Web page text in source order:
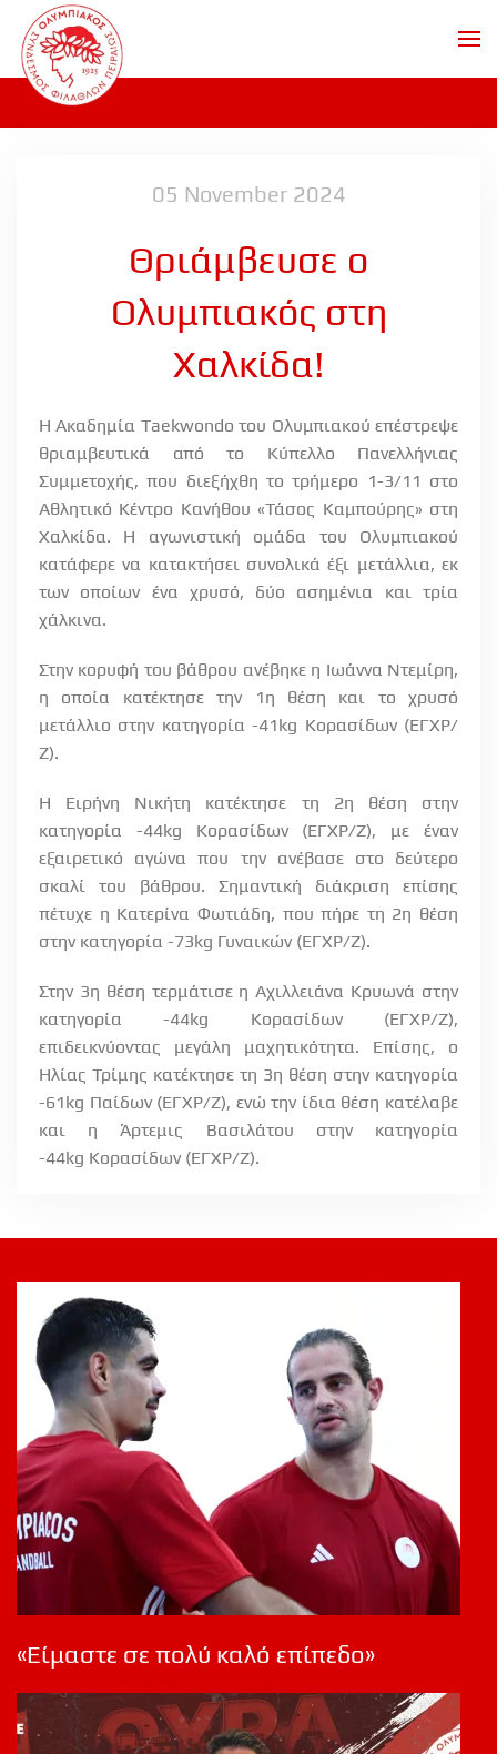
Skip to main content
05 November 2024
Θριάμβευσε ο
Ολυμπιακός στη
Χαλκίδα!
Η Ακαδημία Taekwondo του Ολυμπιακού επέστρεψε
θριαμβευτικά από το Κύπελλο Πανελλήνιας
Συμμετοχής, που διεξήχθη το τρήμερο 1-3/11 στο
Αθλητικό Κέντρο Κανήθου «Τάσος Καμπούρης» στη
Χαλκίδα. Η αγωνιστική ομάδα του Ολυμπιακού
κατάφερε να κατακτήσει συνολικά έξι μετάλλια, εκ
των οποίων ένα χρυσό, δύο ασημένια και τρία
χάλκινα.
Στην κορυφή του βάθρου ανέβηκε η Ιωάννα Ντεμίρη,
η οποία κατέκτησε την 1η θέση και το χρυσό
μετάλλιο στην κατηγορία -41kg Κορασίδων (ΕΓΧΡ/
Ζ).
Η Ειρήνη Νικήτη κατέκτησε τη 2η θέση στην
κατηγορία -44kg Κορασίδων (ΕΓΧΡ/Ζ), με έναν
εξαιρετικό αγώνα που την ανέβασε στο δεύτερο
σκαλί του βάθρου. Σημαντική διάκριση επίσης
πέτυχε η Κατερίνα Φωτιάδη, που πήρε τη 2η θέση
στην κατηγορία -73kg Γυναικών (ΕΓΧΡ/Ζ).
Στην 3η θέση τερμάτισε η Αχιλλειάνα Κρυωνά στην
κατηγορία -44kg Κορασίδων (ΕΓΧΡ/Ζ),
επιδεικνύοντας μεγάλη μαχητικότητα. Επίσης, ο
Ηλίας Τρίμης κατέκτησε τη 3η θέση στην κατηγορία
-61kg Παίδων (ΕΓΧΡ/Ζ), ενώ την ίδια θέση κατέλαβε
και η Άρτεμις Βασιλάτου στην κατηγορία
-44kg Κορασίδων (ΕΓΧΡ/Ζ).
«Είμαστε σε πολύ καλό επίπεδο»